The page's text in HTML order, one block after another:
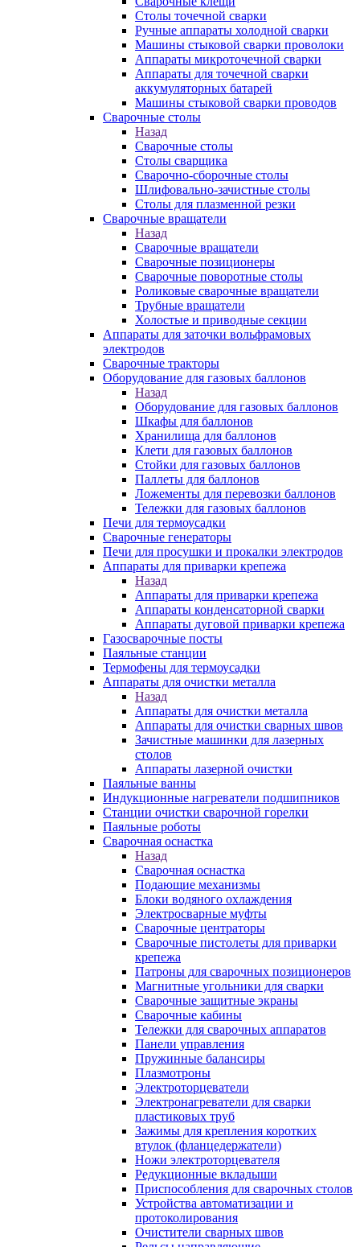
Столы точечной сварки
Ручные аппараты холодной сварки
Машины стыковой сварки проволоки
Аппараты микроточечной сварки
Аппараты для точечной сварки
аккумуляторных батарей
Машины стыковой сварки проводов
Сварочные столы
Назад
Сварочные столы
Столы сварщика
Сварочно-сборочные столы
Шлифовально-зачистные столы
Столы для плазменной резки
Сварочные вращатели
Назад
Сварочные вращатели
Сварочные позиционеры
Сварочные поворотные столы
Роликовые сварочные вращатели
Трубные вращатели
Холостые и приводные секции
Аппараты для заточки вольфрамовых
электродов
Сварочные тракторы
Оборудование для газовых баллонов
Назад
Оборудование для газовых баллонов
Шкафы для баллонов
Хранилища для баллонов
Клети для газовых баллонов
Стойки для газовых баллонов
Паллеты для баллонов
Ложементы для перевозки баллонов
Тележки для газовых баллонов
Печи для термоусадки
Сварочные генераторы
Печи для просушки и прокалки электродов
Аппараты для приварки крепежа
Назад
Аппараты для приварки крепежа
Аппараты конденсаторной сварки
Аппараты дуговой приварки крепежа
Газосварочные посты
Паяльные станции
Термофены для термоусадки
Аппараты для очистки металла
Назад
Аппараты для очистки металла
Аппараты для очистки сварных швов
Зачистные машинки для лазерных
столов
Аппараты лазерной очистки
Паяльные ванны
Индукционные нагреватели подшипников
Станции очистки сварочной горелки
Паяльные роботы
Сварочная оснастка
Назад
Сварочная оснастка
Подающие механизмы
Блоки водяного охлаждения
Электросварные муфты
Сварочные центраторы
Сварочные пистолеты для приварки
крепежа
Патроны для сварочных позиционеров
Магнитные угольники для сварки
Сварочные защитные экраны
Сварочные кабины
Тележки для сварочных аппаратов
Панели управления
Пружинные балансиры
Плазмотроны
Электроторцеватели
Электронагреватели для сварки
пластиковых труб
Зажимы для крепления коротких
втулок (фланцедержатели)
Ножи электроторцевателя
Редукционные вкладыши
Приспособления для сварочных столов
Устройства автоматизации и
протоколирования
Очистители сварных швов